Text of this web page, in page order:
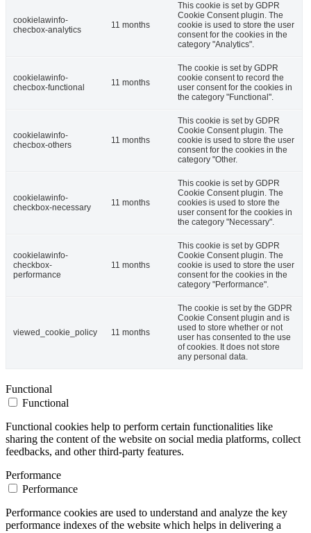
cookielawinfo-
checbox-analytics
11 months
This cookie is set by GDPR
Cookie Consent plugin. The
cookie is used to store the user
consent for the cookies in the
category "Analytics".
cookielawinfo-
checbox-functional
11 months
The cookie is set by GDPR
cookie consent to record the
user consent for the cookies in
the category "Functional".
cookielawinfo-
checbox-others
11 months
This cookie is set by GDPR
Cookie Consent plugin. The
cookie is used to store the user
consent for the cookies in the
category "Other.
cookielawinfo-
checkbox-necessary
11 months
This cookie is set by GDPR
Cookie Consent plugin. The
cookies is used to store the
user consent for the cookies in
the category "Necessary".
cookielawinfo-
checkbox-
performance
11 months
This cookie is set by GDPR
Cookie Consent plugin. The
cookie is used to store the user
consent for the cookies in the
category "Performance".
viewed_cookie_policy 11 months
The cookie is set by the GDPR
Cookie Consent plugin and is
used to store whether or not
user has consented to the use
of cookies. It does not store
any personal data.
Functional
Functional
Functional cookies help to perform certain functionalities like
sharing the content of the website on social media platforms, collect
feedbacks, and other third-party features.
Performance
Performance
Performance cookies are used to understand and analyze the key
performance indexes of the website which helps in delivering a